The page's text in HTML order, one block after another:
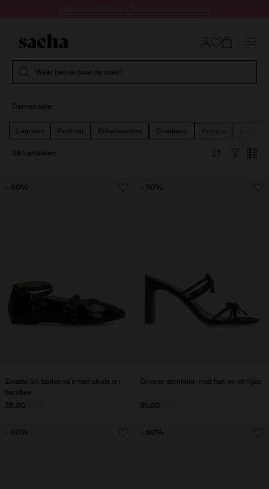
Waar ben je naar op zoek?
Dames sale
Laarzen Festival Enkellaarsjes Sneakers Pumps
384 artikelen
Zwarte lak ballerina's met studs en
bandjes
28.00
- 60%
Groene sandalen met hak en strikjes
35.00
- 50%
- 60% - 60%